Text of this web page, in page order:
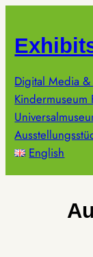
springen
Digital Media &
Kindermuseum
English